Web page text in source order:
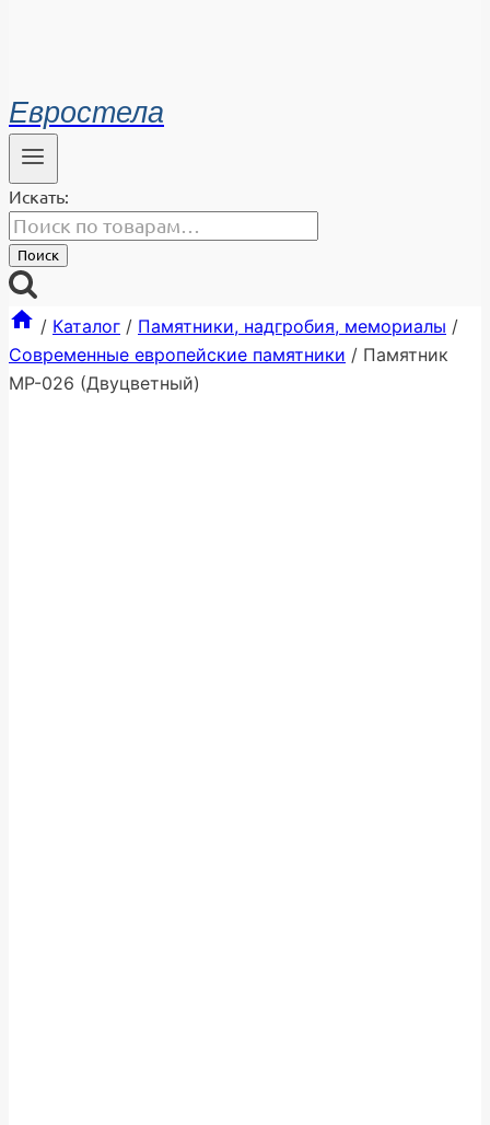
Евростела
Искать:
Поиск
/ Каталог / Памятники, надгробия, мемориалы /
Современные европейские памятники / Памятник
МР-026 (Двуцветный)